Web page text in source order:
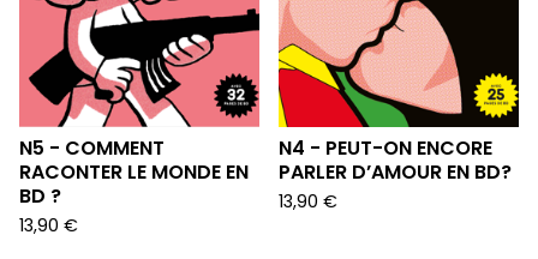
N5 - COMMENT
RACONTER LE MONDE EN
BD ?
13,90 €
N4 - PEUT-ON ENCORE
PARLER D’AMOUR EN BD?
13,90 €